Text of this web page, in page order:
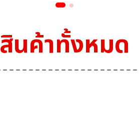
สินค้าทั้งหมด